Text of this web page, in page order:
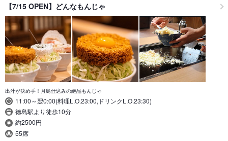
【7/15 OPEN】どんなもんじゃ
出汁が決め手！月島仕込みの絶品もんじゃ
11:00～翌0:00(料理L.O.23:00,ドリンクL.O.23:30)
徳島駅より徒歩10分
約2500円
55席